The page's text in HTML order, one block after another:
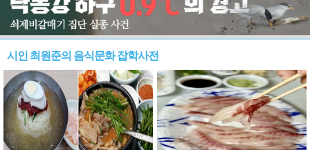
시인 최원준의 음식문화 잡학사전